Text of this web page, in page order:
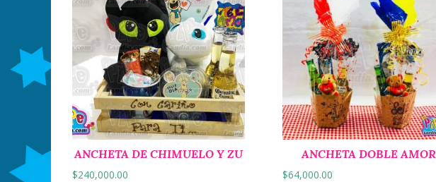
ANCHETA DE CHIMUELO Y ZU
$240,000.00
ANCHETA DOBLE AMOR
$64,000.00